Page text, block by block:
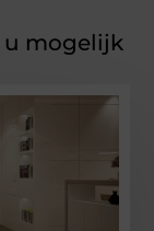
u mogelijk